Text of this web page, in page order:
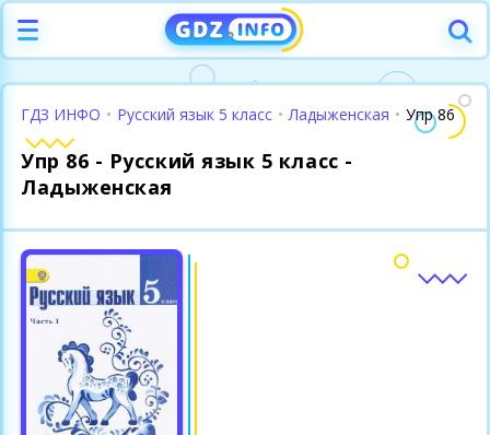
ГДЗ ИНФО • Русский язык 5 класс • Ладыженская • Упр 86
Упр 86 - Русский язык 5 класс -
Ладыженская